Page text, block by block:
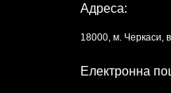
Адреса:
18000, м. Черкаси,
Електронна